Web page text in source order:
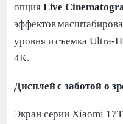
опция Live
эффектов
уровня и съемка Ultra-
4K.
Дисплей с заботой о
Экран серии Xiaomi